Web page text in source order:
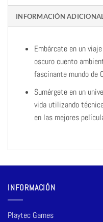
INFORMACIÓN
Embárcate en un
oscuro cuento
fascinante mundo de
Sumérgete en un
vida utilizando
en las mejores
INFORMACIÓN
Playtec Games